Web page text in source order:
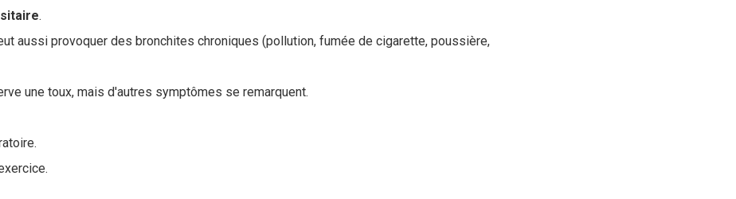
.
aussi provoquer des bronchites chroniques (pollution, fumée de cigarette, poussière,
une toux, mais d'autres symptômes se remarquent.